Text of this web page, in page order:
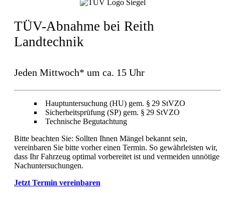
TÜV-Abnahme bei Reith
Landtechnik
Jeden Mittwoch* um ca. 15 Uhr
Hauptuntersuchung (HU) gem. § 29 StVZO
Sicherheitsprüfung (SP) gem. § 29 StVZO
Technische Begutachtung
Bitte beachten Sie: Sollten Ihnen Mängel bekannt sein,
vereinbaren Sie bitte vorher einen Termin. So gewährleisten wir,
dass Ihr Fahrzeug optimal vorbereitet ist und vermeiden unnötige
Nachuntersuchungen.
Jetzt Termin vereinbaren